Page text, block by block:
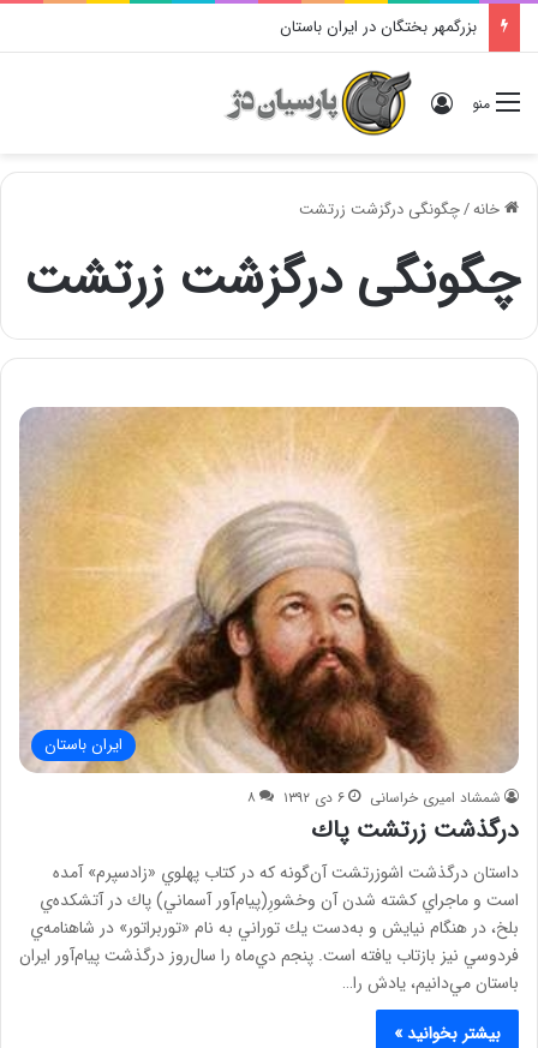
بزرگمهر بختگان در ایران باستان
منو ورود
خانه/چگونگی درگزشت زرتشت
چگونگی درگزشت زرتشت
ایران باستان
شمشاد امیری خراسانی ۶ دی ۱۳۹۲ ۸
درگذشت زرتشت پاك
داستان درگذشت اشوزرتشت آن‌گونه كه در كتاب پهلوي «زادسپرم» آمده
است و ماجراي كشته شدن آن وخشورِ(پيام‌آور آسماني) پاك در آتشكده‌ي
بلخ، در هنگام نيايش و به‌دست يك توراني به نام «توربراتور» در شاهنامه‌ي
فردوسي نيز بازتاب يافته است. پنجم دي‌ماه را سال‌روز درگذشت پيام‌آور ايران
باستان مي‌دانيم، يادش را…
بیشتر بخوانید »